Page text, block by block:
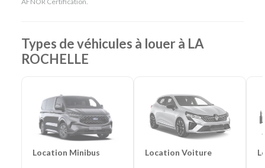
chantier
Types de véhicules à louer à LA
ROCHELLE
Location Minibus Location Voiture